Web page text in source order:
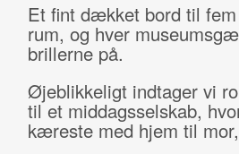
Et fint dækket bord til
rum, og hver
brillerne på.
Øjeblikkeligt indtager vi
til et middagsselskab,
kæreste med hjem til